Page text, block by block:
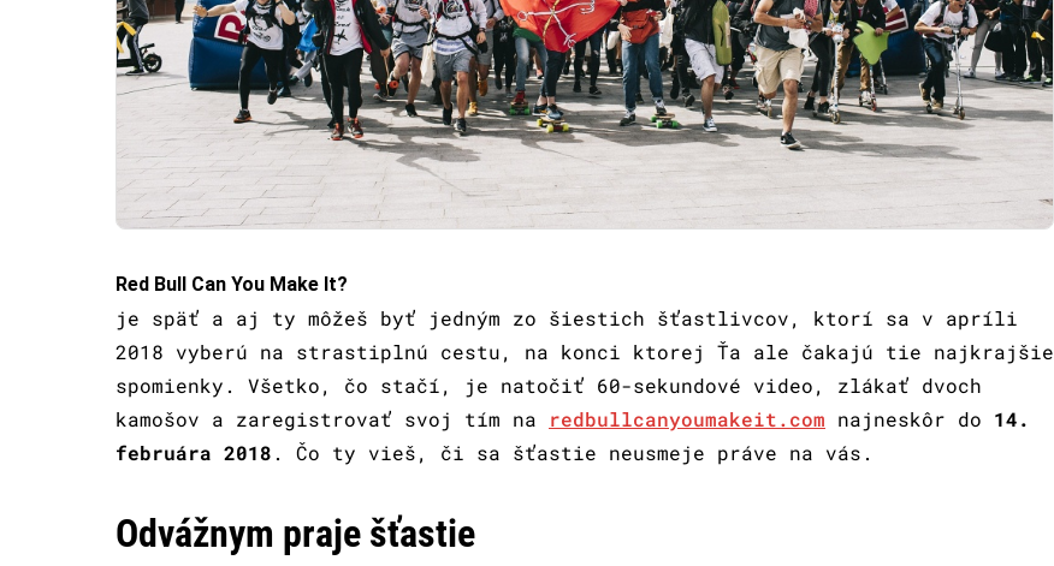
Red Bull Can You Make It?
je späť a aj ty môžeš byť jedným zo šiestich šťastlivcov, ktorí sa v apríli
2018 vyberú na strastiplnú cestu, na konci ktorej Ťa ale čakajú tie najkrajšie
spomienky. Všetko, čo stačí, je natočiť 60-sekundové video, zlákať dvoch
kamošov a zaregistrovať svoj tím na redbullcanyoumakeit.com najneskôr do 14.
februára 2018 . Čo ty vieš, či sa šťastie neusmeje práve na vás.
Odvážnym praje šťastie